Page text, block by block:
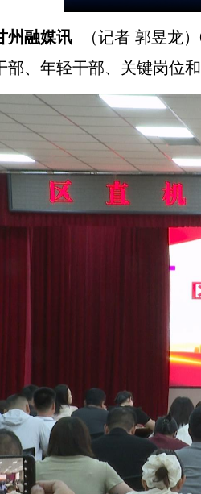
州融媒讯
（记者 郭昱龙
部、年轻干部、关键岗位